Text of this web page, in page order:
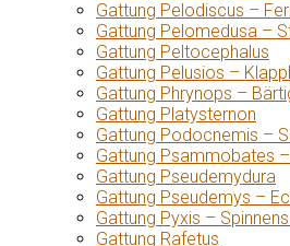
Gattung Pelodiscus –
Gattung Pelomedusa –
Gattung Peltocephalus
Gattung Pelusios –
Gattung Phrynops –
Gattung Platysternon
Gattung Podocnemis –
Gattung Psammobates
Gattung Pseudemydura
Gattung Pseudemys –
Gattung Pyxis –
Gattung Rafetus